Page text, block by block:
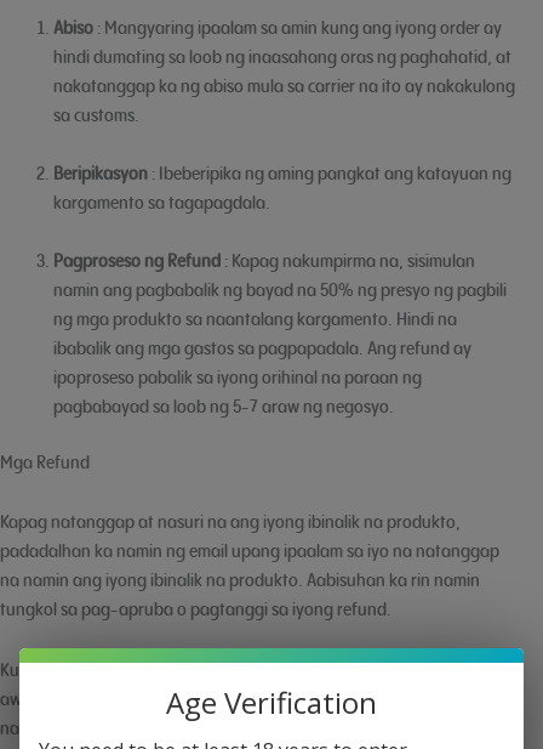
Abiso: Mangyaring ipaalam sa amin kung ang iyong order ay
hindi dumating sa loob ng inaasahang oras ng paghahatid, at
nakatanggap ka ng abiso mula sa carrier na ito ay nakakulong
sa customs.
Beripikasyon: Ibeberipika ng aming pangkat ang katayuan ng
kargamento sa tagapagdala.
Pagproseso ng Refund: Kapag nakumpirma na, sisimulan
namin ang pagbabalik ng bayad na 50% ng presyo ng pagbili
ng mga produkto sa naantalang kargamento. Hindi na
ibabalik ang mga gastos sa pagpapadala. Ang refund ay
ipoproseso pabalik sa iyong orihinal na paraan ng
pagbabayad sa loob ng 5-7 araw ng negosyo.
Mga Refund
Kapag natanggap at nasuri na ang iyong ibinalik na produkto,
padadalhan ka namin ng email upang ipaalam sa iyo na natanggap
na namin ang iyong ibinalik na produkto. Aabisuhan ka rin namin
tungkol sa pag-apruba o pagtanggi sa iyong refund.
Kung maaprubahan ka, ipoproseso ang iyong refund, at
awtomatikong ilalapat ang isang credit sa iyong credit card o orihinal
na paraan ng pagbabayad, sa loob ng isang partikular na bilang ng
Age Verification